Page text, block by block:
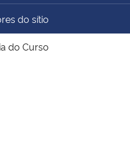
Ministério do
Desenvolvimento Regional
do sítio
do Curso